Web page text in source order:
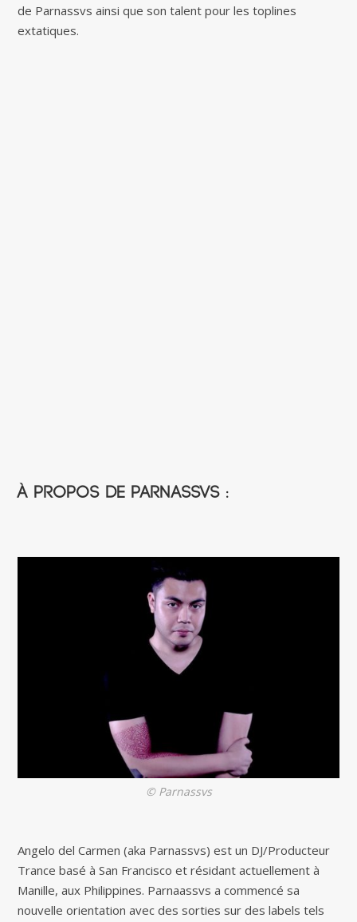
de Parnassvs ainsi que son talent pour les toplines
extatiques.
À propos de Parnassvs :
© Parnassvs
Angelo del Carmen (aka Parnassvs) est un DJ/Producteur
Trance basé à San Francisco et résidant actuellement à
Manille, aux Philippines. Parnaassvs a commencé sa
nouvelle orientation avec des sorties sur des labels tels